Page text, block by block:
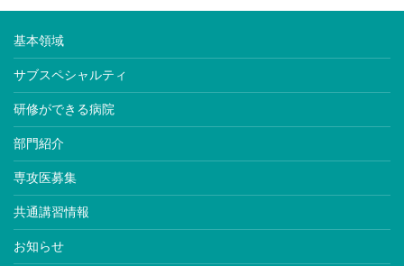
基本領域
サブスペシャルティ
研修ができる病院
部門紹介
専攻医募集
共通講習情報
お知らせ